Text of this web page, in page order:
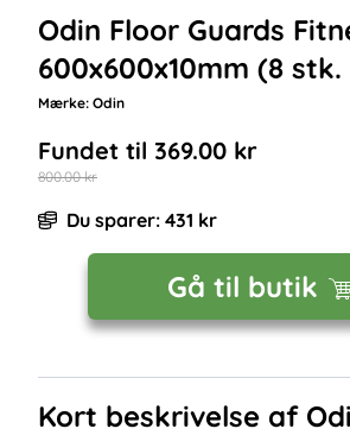
Odin Floor Guards
600x600x10mm (8
Mærke: Odin
Fundet til 369.00 kr
800.00kr
Du sparer: 431 kr
Gå til butik
Kort beskrivelse af